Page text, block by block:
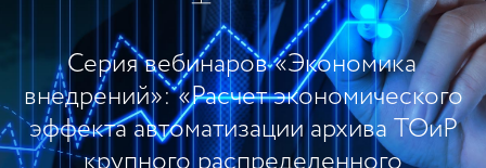
Серия вебинаров «Экономика
внедрений»: «Расчет экономического
эффекта автоматизации архива ТОиР
крупного распределенного